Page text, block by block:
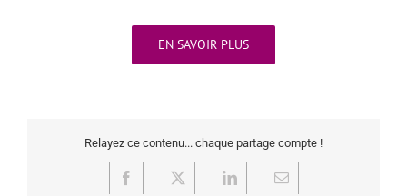
EN SAVOIR PLUS
Relayez ce contenu... chaque partage compte !
Facebook LinkedInEmail